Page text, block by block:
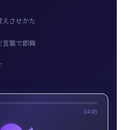
えさせかた
言葉で即興
34:45